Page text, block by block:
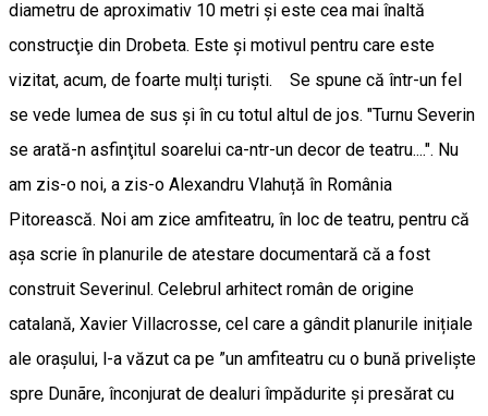
diametru de aproximativ 10 metri și este cea mai înaltă
construcţie din Drobeta. Este și motivul pentru care este
vizitat, acum, de foarte mulți turiști. Se spune că într-un fel
se vede lumea de sus și în cu totul altul de jos. "Turnu Severin
se arată-n asfinţitul soarelui ca-ntr-un decor de teatru....". Nu
am zis-o noi, a zis-o Alexandru Vlahuță în România
Pitorească. Noi am zice amfiteatru, în loc de teatru, pentru că
așa scrie în planurile de atestare documentară că a fost
construit Severinul. Celebrul arhitect român de origine
catalană, Xavier Villacrosse, cel care a gândit planurile inițiale
ale orașului, l-a văzut ca pe ”un amfiteatru cu o bună privelişte
spre Dunãre, înconjurat de dealuri împădurite şi presărat cu